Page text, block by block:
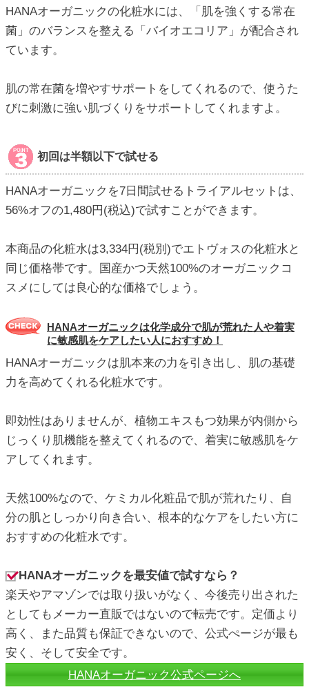
HANAオーガニックの化粧水には、「肌を強くする常在
菌」のバランスを整える「バイオエコリア」が配合され
ています。
肌の常在菌を増やすサポートをしてくれるので、使うた
びに刺激に強い肌づくりをサポートしてくれますよ。
初回は半額以下で試せる
HANAオーガニックを7日間試せるトライアルセットは、
56%オフの1,480円(税込)で試すことができます。
本商品の化粧水は3,334円(税別)でエトヴォスの化粧水と
同じ価格帯です。国産かつ天然100%のオーガニックコ
スメにしては良心的な価格でしょう。
HANAオーガニックは化学成分で肌が荒れた人や着実
に敏感肌をケアしたい人におすすめ！
HANAオーガニックは肌本来の力を引き出し、肌の基礎
力を高めてくれる化粧水です。
即効性はありませんが、植物エキスもつ効果が内側から
じっくり肌機能を整えてくれるので、着実に敏感肌をケ
アしてくれます。
天然100%なので、ケミカル化粧品で肌が荒れたり、自
分の肌としっかり向き合い、根本的なケアをしたい方に
おすすめの化粧水です。
HANAオーガニックを最安値で試すなら？
楽天やアマゾンでは取り扱いがなく、今後売り出された
としてもメーカー直販ではないので転売です。定価より
高く、また品質も保証できないので、公式ぺージが最も
安く、そして安全です。
HANAオーガニック公式ページへ